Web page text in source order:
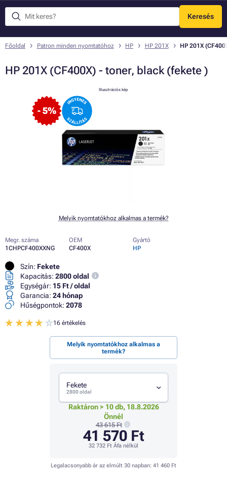
Keresés
Menü
Főoldal Patron minden nyomtatóhoz HP HP 201X HP 201X
HP 201X (CF400X) - toner, black (fekete )
- 5%
Illusztrációs kép
Melyik nyomtatókhoz alkalmas a termék?
Megr. száma
1CHPCF400XXNG
OEM
CF400X
Gyártó
HP
Szín: Fekete
Kapacitás: 2800 oldal
Egységár: 15 Ft / oldal
Garancia: 24 hónap
Hűségpontok: 2078
16 értékelés
Melyik nyomtatókhoz alkalmas a
termék?
Fekete
2800 oldal
Raktáron > 10 db, 18.8.2026
Önnél
43 615 Ft
41 570 Ft
32 732 Ft Áfa nélkül
Legalacsonyabb ár az elmúlt 30 napban: 41 460 Ft